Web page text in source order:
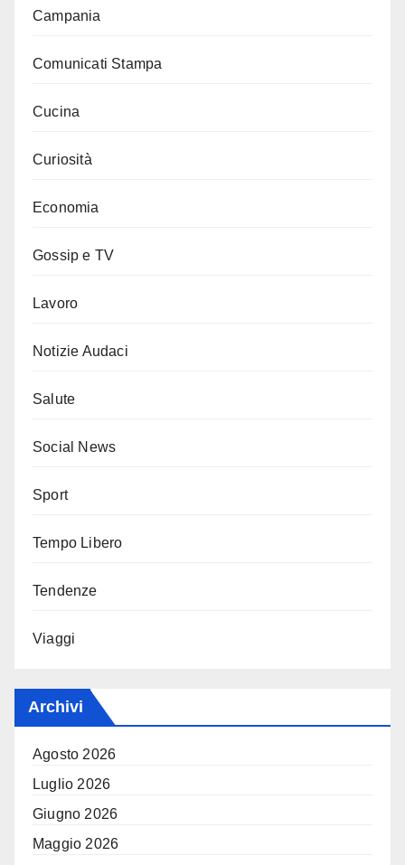
Campania
Comunicati Stampa
Cucina
Curiosità
Economia
Gossip e TV
Lavoro
Notizie Audaci
Salute
Social News
Sport
Tempo Libero
Tendenze
Viaggi
Archivi
Agosto 2026
Luglio 2026
Giugno 2026
Maggio 2026